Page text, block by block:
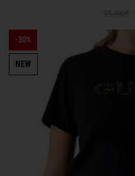
-30%
NEW